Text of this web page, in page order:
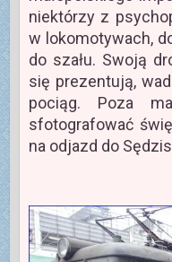
niektórzy z
w lokomotywach,
do szału. Swoją
się prezentują,
pociąg. Poza
sfotografować
na odjazd do